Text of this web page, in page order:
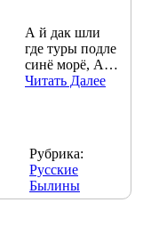
А й дак шли
где туры подле
синё морё, А…
Читать Далее
Рубрика:
Русские
Былины